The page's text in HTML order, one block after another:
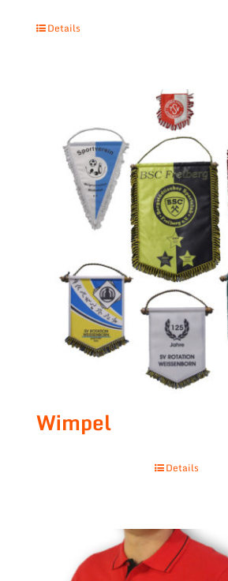
Details
Wimpel
Details